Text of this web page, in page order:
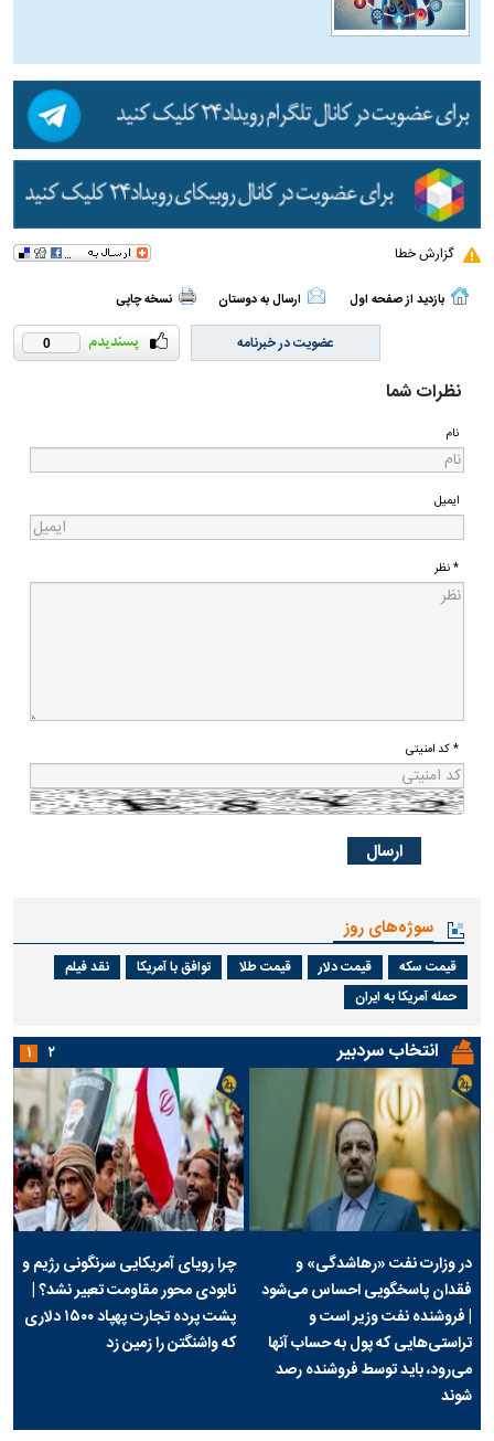
گزارش خطا
بازدید از صفحه اول ارسال به دوستان نسخه چاپی
0 عضویت در خبرنامه
نظرات شما
نام
ایمیل
* نظر
* کد امنیتی
سوژه‌های روز
قیمت سکه قیمت دلار قیمت طلا توافق با آمریکا
نقد فیلم
حمله آمریکا به ایران
انتخاب سردبیر
در وزارت نفت «رهاشدگی» و
فقدان پاسخگویی احساس می‌شود
| فروشنده نفت وزیر است و
تراستی‌هایی که پول به حساب آنها
می‌رود، باید توسط فروشنده رصد
شوند
چرا رویای آمریکایی سرنگونی رژیم و
نابودی محور مقاومت تعبیر نشد؟ |
پشت پرده تجارت پهپاد‌ ۱۵۰۰ دلاری
که واشنگتن را زمین زد
۱ ۲